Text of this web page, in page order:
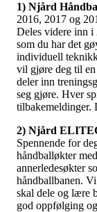
1) Njård
2016, 2017 og
Deles videre inn i
som du har det
individuell
vil gjøre deg til en
deler inn
seg gjøre. Hver
tilbakemeldinger.
2) Njård
Spennende for
håndballøkter
annerledesøkter
håndballbanen.
skal dele og lære
god oppfølging